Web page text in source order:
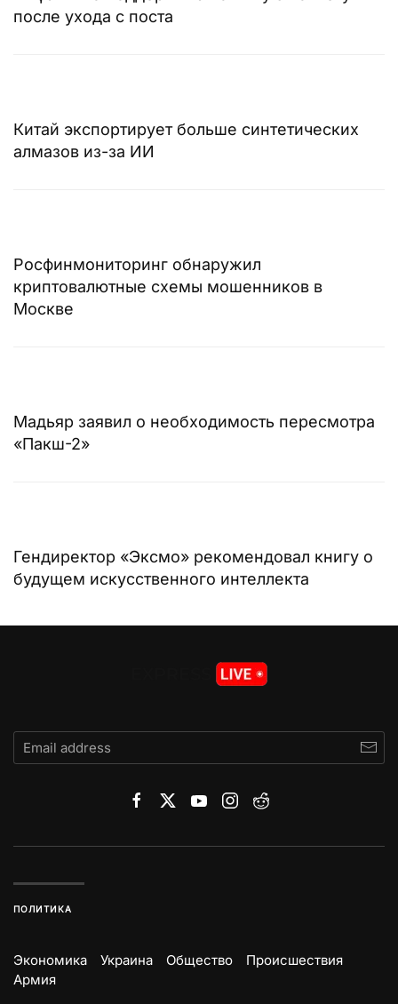
после ухода с поста
Китай экспортирует больше синтетических
алмазов из-за ИИ
Росфинмониторинг обнаружил
криптовалютные схемы мошенников в
Москве
Мадьяр заявил о необходимость пересмотра
«Пакш-2»
Гендиректор «Эксмо» рекомендовал книгу о
будущем искусственного интеллекта
ПОЛИТИКА
Экономика Украина Общество
Происшествия
Армия